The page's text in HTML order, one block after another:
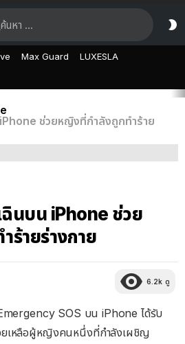
Max Guard LUXESLA
ช่วยหญิงที่กำลังถูกทำร้าย
ฉินบน iPhone ช่วย
ายร่างกาย
6.2k ดู
SOS บน iPhone ได้รับ
ยเหลือผู้หญิงคนหนึ่งที่กำลังเผชิญ